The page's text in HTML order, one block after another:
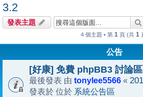
3.2
發表主題
4 個主題 • 第 1 頁 (共 1
公告
[好康] 免費 phpBB3 討論
最後發表 由 tonylee5566 «
發表於 位於 系統公告區